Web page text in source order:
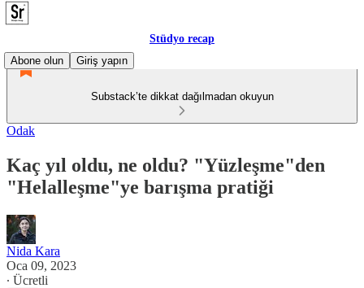
Stüdyo recap
Abone olun
Giriş yapın
Substack’te dikkat dağılmadan okuyun
Odak
Kaç yıl oldu, ne oldu? "Yüzleşme"den
"Helalleşme"ye barışma pratiği
Nida Kara
Oca 09, 2023
∙ Ücretli